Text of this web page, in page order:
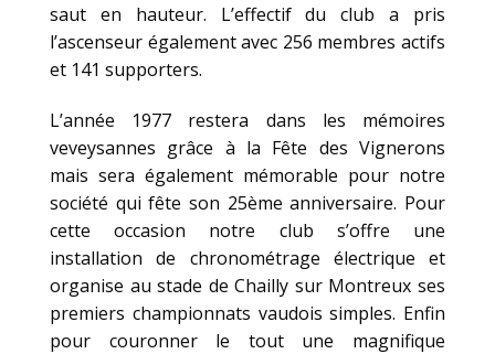
saut en hauteur. L’effectif du club a pris
l’ascenseur également avec 256 membres actifs
et 141 supporters.
L’année 1977 restera dans les mémoires
veveysannes grâce à la Fête des Vignerons
mais sera également mémorable pour notre
société qui fête son 25ème anniversaire. Pour
cette occasion notre club s’offre une
installation de chronométrage électrique et
organise au stade de Chailly sur Montreux ses
premiers championnats vaudois simples. Enfin
pour couronner le tout une magnifique